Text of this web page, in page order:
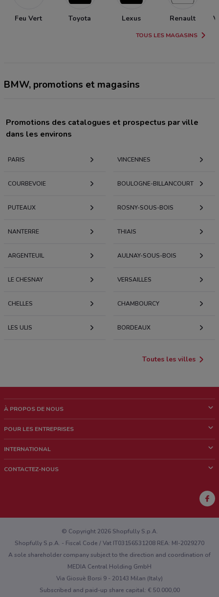
Feu Vert Toyota Lexus Renault
TOUS LES MAGASINS
BMW, promotions et magasins
Promotions des catalogues et prospectus par ville
dans les environs
PARIS VINCENNES
COURBEVOIE BOULOGNE-BILLANCOURT
PUTEAUX ROSNY-SOUS-BOIS
NANTERRE THIAIS
ARGENTEUIL AULNAY-SOUS-BOIS
LE CHESNAY VERSAILLES
CHELLES CHAMBOURCY
LES ULIS BORDEAUX
Toutes les villes
À PROPOS DE NOUS
News & Médias
POUR LES ENTREPRISES
Contacts commerciaux et/ou marketing
INTERNATIONAL
CONTACTEZ-NOUS
Vous rencontrez un problème technique sur l’appli ou le site?
© Copyright 2026 Shopfully S.p.A.
Shopfully S.p.A. - Fiscal Code / Vat IT03156531208 REA: MI-2029270
A sole shareholder company subject to the direction and coordination of
MEDIA Central Holding GmbH
Via Giosuè Borsi 9 - 20143 Milan (Italy)
Subscribed and paid-up share capital: € 50.000,00